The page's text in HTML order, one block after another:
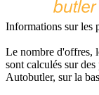
Informations sur les
Le nombre d'offres,
sont calculés sur
Autobutler, sur la